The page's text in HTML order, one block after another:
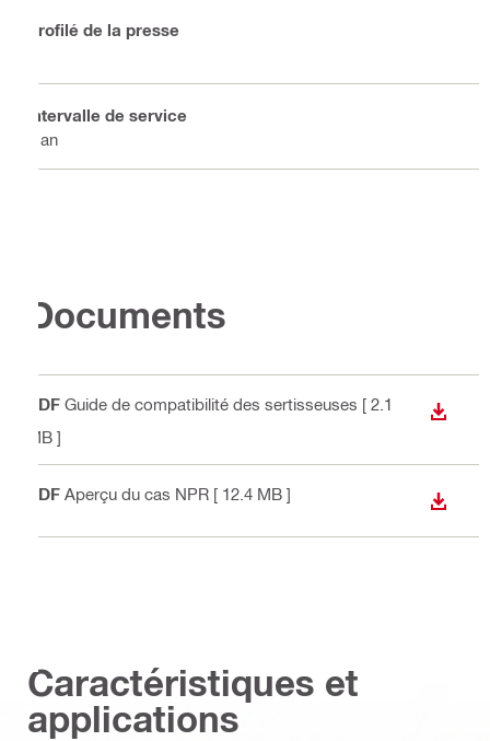
Profilé de la presse
Intervalle de service
1 an
Documents
PDF Guide de compatibilité des sertisseuses [ 2.1
MB ]
PDF Aperçu du cas NPR [ 12.4 MB ]
Caractéristiques et
applications